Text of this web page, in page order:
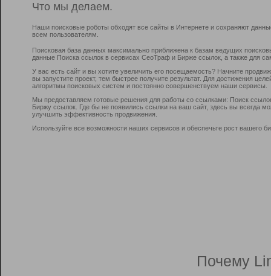
Что мы делаем.
Наши поисковые роботы обходят все сайты в Интернете и сохраняют
всем пользователям.
Поисковая база данных максимально приближена к базам ведущих
данные Поиска ссылок в сервисах СеоТраф и Бирже ссылок, а также для
У вас есть сайт и вы хотите увеличить его посещаемость? Начните
вы запустите проект, тем быстрее получите результат. Для достижения
алгоритмы поисковых систем и постоянно совершенствуем наши сервисы.
Мы предоставляем готовые решения для работы со ссылками: Поиск
Биржу ссылок. Где бы не появились ссылки на ваш сайт, здесь вы всегда
улучшить эффективность продвижения.
Используйте все возможности наших сервисов и обеспечьте рост вашего
Почему